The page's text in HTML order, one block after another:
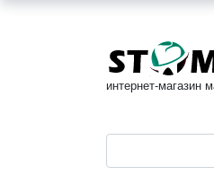
интернет-магазин